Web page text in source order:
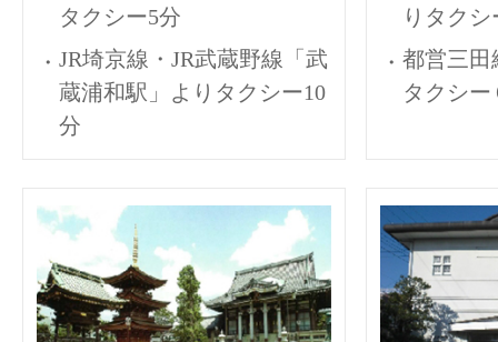
タクシー5分
JR埼京線・JR武蔵野線「武
蔵浦和駅」よりタクシー10
分
りタク
都営三田
タクシ